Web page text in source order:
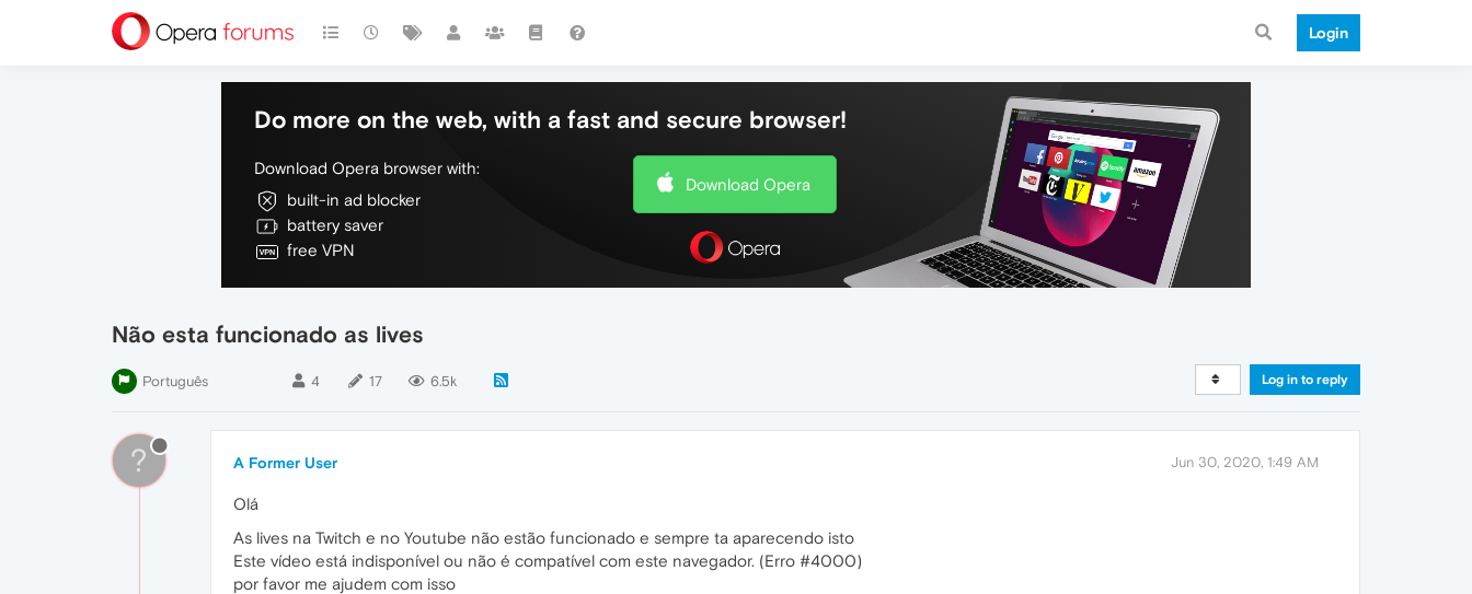
Login
Do more on the web, with a fast and secure browser!
Download Opera browser with:
built-in ad blocker
battery saver
free VPN
Download Opera
Não esta funcionado as lives
Português 4 17 6.5k Log in to reply
? A Former User Jun 30, 2020, 1:49 AM
Olá
As lives na Twitch e no Youtube não estão funcionado e sempre ta aparecendo isto
Este vídeo está indisponível ou não é compatível com este navegador. (Erro #4000)
por favor me ajudem com isso